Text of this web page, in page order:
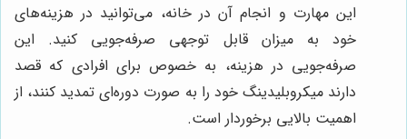
این مهارت و انجام آن در خانه، می‌توانید در هزینه‌های
خود به میزان قابل توجهی صرفه‌جویی کنید. این
صرفه‌جویی در هزینه، به خصوص برای افرادی که قصد
دارند میکروبلیدینگ خود را به صورت دوره‌ای تمدید کنند، از
اهمیت بالایی برخوردار است.